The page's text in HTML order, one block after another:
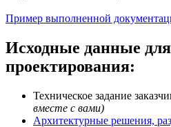
Пример выполненной
Исходные данные для
проектирования:
Техническое задание
вместе с вами)
Архитектурные решения,